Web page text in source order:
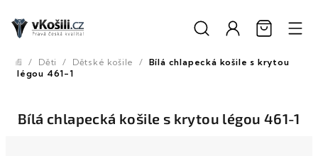
obsah
Domů
/ Děti / Dětské košile / Bílá chlapecká košile s krytou
légou 461-1
Bílá chlapecká košile s krytou légou 461-1